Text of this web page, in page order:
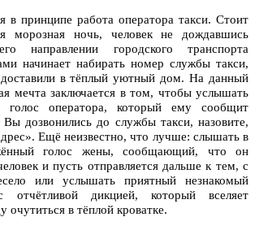
в принципе работа оператора такси. Стоит
морозная ночь, человек не дождавшись
направлении городского транспорта
начинает набирать номер службы такси,
в тёплый уютный дом. На данный
мечта заключается в том, чтобы услышать
голос оператора, который ему сообщит
дозвонились до службы такси, назовите,
Ещё неизвестно, что лучше: слышать в
голос жены, сообщающий, что он
и пусть отправляется дальше к тем, с
или услышать приятный незнакомый
отчётливой дикцией, который вселяет
в тёплой кроватке.